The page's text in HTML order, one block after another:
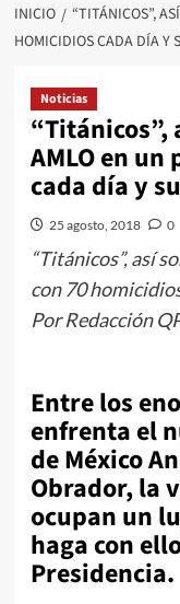
INICIO
“TITÁNICOS”,
HOMICIDIOS CADA DÍA Y
Noticias
“Titánicos”,
AMLO en
cada día y
25 agosto, 2018 0
“Titánicos”, así
con 70
Por Redacción
Entre los
enfrenta el
de México
Obrador, la
ocupan un
haga con
Presidencia.